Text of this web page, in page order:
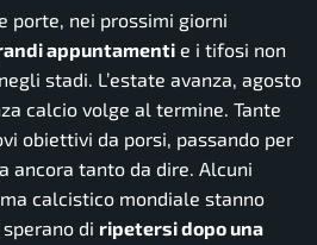
porte, nei prossimi giorni
appuntamenti e i tifosi non
stadi. L’estate avanza, agosto
calcio volge al termine. Tante
obiettivi da porsi, passando per
ancora tanto da dire. Alcuni
calcistico mondiale stanno
di ripetersi dopo una